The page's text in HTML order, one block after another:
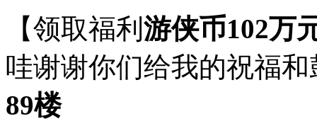
【领取福利 游侠币102万
哇谢谢你们给我的祝福和
89楼